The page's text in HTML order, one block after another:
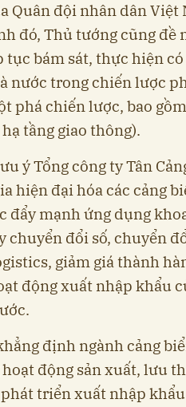
Quân đội nhân dân Việt
đó, Thủ tướng cũng đề
tục bám sát, thực hiện
nước trong chiến lược
phá chiến lược, bao
tầng giao thông).
ý Tổng công ty Tân
hiện đại hóa các cảng
đẩy mạnh ứng dụng
chuyển đổi số, chuyển
giảm giá thành
động xuất nhập khẩu
định ngành cảng
động sản xuất, lưu
triển xuất nhập